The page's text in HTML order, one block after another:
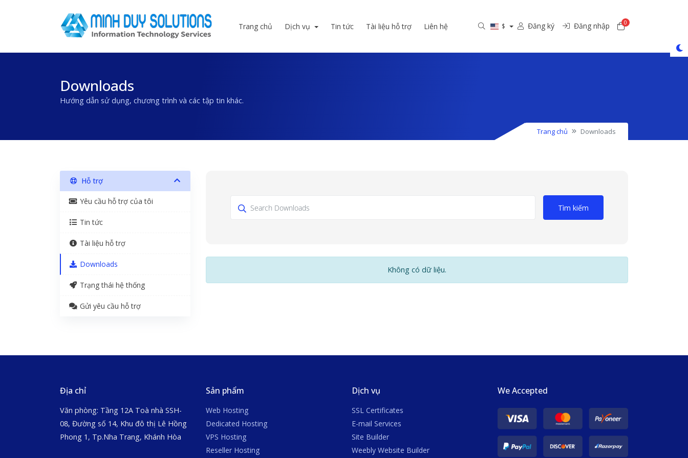
Trang chủ Dịch vụ Tin tức Tài liệu hỗ trợ Liên hệ $ Đăng ký Đăng nhập 0Đăng ký dịch vụ
Downloads
Hướng dẫn sử dụng, chương trình và các tập tin khác.
Trang chủ Downloads
Hỗ trợ
Yêu cầu hỗ trợ của tôi
Tin tức
Tài liệu hỗ trợ
Downloads
Trạng thái hệ thống
Gửi yêu cầu hỗ trợ
Tìm kiếm
Không có dữ liệu.
Địa chỉ
Văn phòng: Tầng 12A Toà nhà SSH-
08, Đường số 14, Khu đô thị Lê Hồng
Phong 1, Tp.Nha Trang, Khánh Hòa
Sản phẩm
Web Hosting
Dedicated Hosting
VPS Hosting
Reseller Hosting
Dịch vụ
SSL Certificates
E-mail Services
Site Builder
Weebly Website Builder
We Accepted